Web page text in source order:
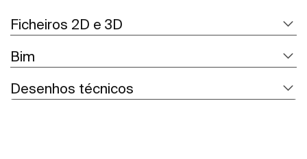
Ficheiros 2D e 3D
Bim
Desenhos técnicos